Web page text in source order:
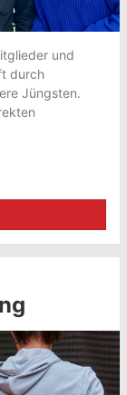
und
durch
Jüngsten.